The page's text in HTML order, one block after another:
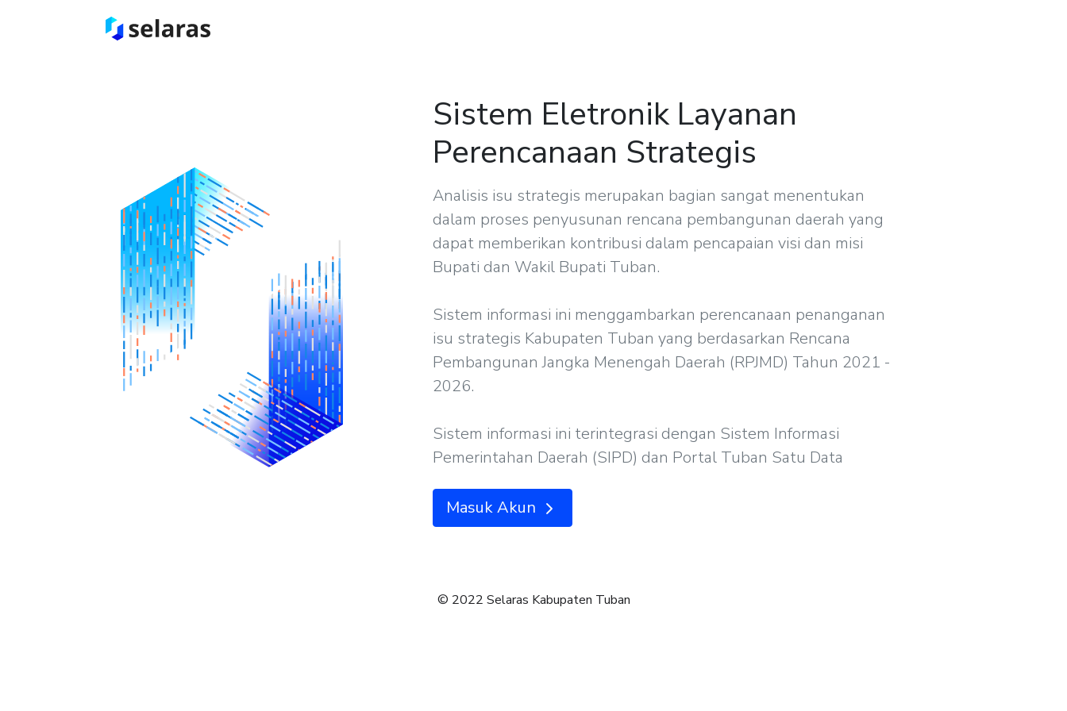
Sistem Eletronik Layanan
Perencanaan Strategis
Analisis isu strategis merupakan bagian sangat menentukan
dalam proses penyusunan rencana pembangunan daerah yang
dapat memberikan kontribusi dalam pencapaian visi dan misi
Bupati dan Wakil Bupati Tuban.
Sistem informasi ini menggambarkan perencanaan penanganan
isu strategis Kabupaten Tuban yang berdasarkan Rencana
Pembangunan Jangka Menengah Daerah (RPJMD) Tahun 2021 -
2026.
Sistem informasi ini terintegrasi dengan Sistem Informasi
Pemerintahan Daerah (SIPD) dan Portal Tuban Satu Data
Masuk Akun
© 2022 Selaras Kabupaten Tuban